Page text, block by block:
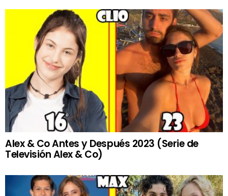
Alex & Co Antes y Después 2023 (Serie de
Televisión Alex & Co)